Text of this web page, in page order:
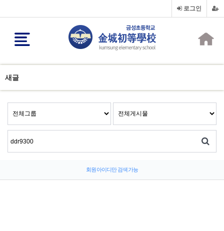
로그인
새글
회원 아이디만 검색 가능